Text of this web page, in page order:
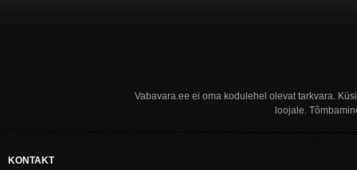
Vabavara.ee ei oma kodulehel olevat tarkvara.
loojale.
KONTAKT